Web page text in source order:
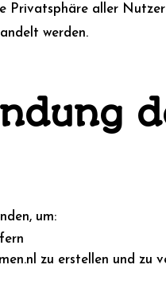
Privatsphäre aller
werden.
um:
zu erstellen und zu